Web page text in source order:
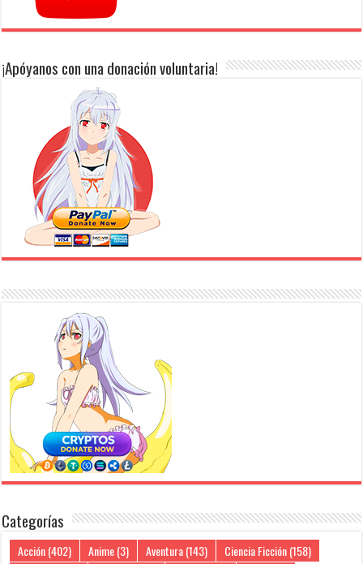
¡Apóyanos con una donación voluntaria!
Categorías
Acción(402) Anime(3) Aventura(143) Ciencia Ficción(158)